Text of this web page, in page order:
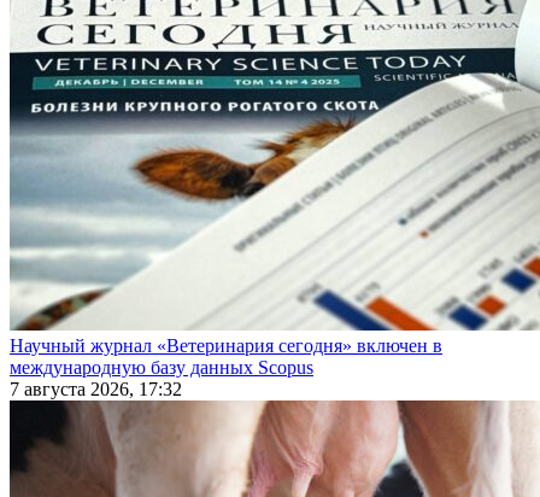
Научный журнал «Ветеринария сегодня» включен в
международную базу данных Scopus
7 августа 2026, 17:32